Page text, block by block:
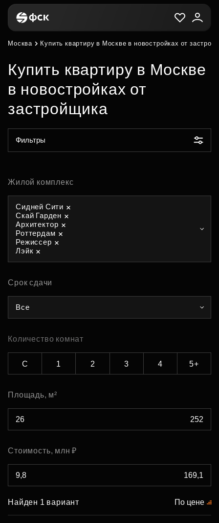
Москва Купить квартиру в Москве в новостройках от
Купить квартиру в Москве
в новостройках от
застройщика
Фильтры
Жилой комплекс
Сидней Сити
Скай Гарден
Архитектор
Роттердам
Режиссер
Лэйк
Срок сдачи
Все
Количество комнат
С 1 2 3 4 5+
Площадь, м²
Стоимость, млн ₽
Найден 1 вариант По цене